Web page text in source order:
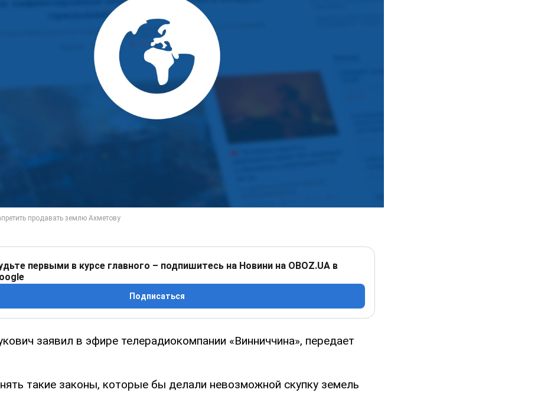
первыми в курсе главного – подпишитесь на Новини на OBOZ.UA в
Подписаться
заявил в эфире телерадиокомпании «Винниччина», передает
такие законы, которые бы делали невозможной скупку земель